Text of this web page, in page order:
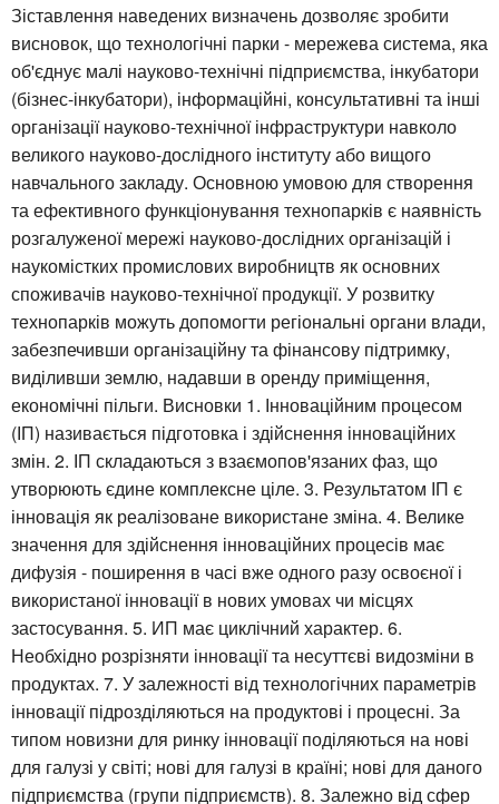
Зіставлення наведених визначень дозволяє зробити
висновок, що технологічні парки - мережева система, яка
об'єднує малі науково-технічні підприємства, інкубатори
(бізнес-інкубатори), інформаційні, консультативні та інші
організації науково-технічної інфраструктури навколо
великого науково-дослідного інституту або вищого
навчального закладу. Основною умовою для створення
та ефективного функціонування технопарків є наявність
розгалуженої мережі науково-дослідних організацій і
наукомістких промислових виробництв як основних
споживачів науково-технічної продукції. У розвитку
технопарків можуть допомогти регіональні органи влади,
забезпечивши організаційну та фінансову підтримку,
виділивши землю, надавши в оренду приміщення,
економічні пільги. Висновки 1. Інноваційним процесом
(ІП) називається підготовка і здійснення інноваційних
змін. 2. ІП складаються з взаємопов'язаних фаз, що
утворюють єдине комплексне ціле. 3. Результатом ІП є
інновація як реалізоване використане зміна. 4. Велике
значення для здійснення інноваційних процесів має
дифузія - поширення в часі вже одного разу освоєної і
використаної інновації в нових умовах чи місцях
застосування. 5. ИП має циклічний характер. 6.
Необхідно розрізняти інновації та несуттєві видозміни в
продуктах. 7. У залежності від технологічних параметрів
інновації підрозділяються на продуктові і процесні. За
типом новизни для ринку інновації поділяються на нові
для галузі у світі; нові для галузі в країні; нові для даного
підприємства (групи підприємств). 8. Залежно від сфер